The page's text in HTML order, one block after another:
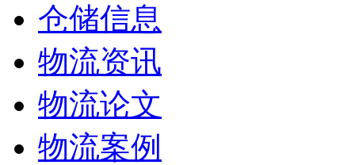
仓储信息
物流资讯
物流论文
物流案例